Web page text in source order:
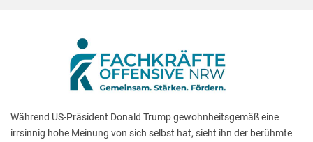
Während US-Präsident Donald Trump gewohnheitsgemäß eine
irrsinnig hohe Meinung von sich selbst hat, sieht ihn der berühmte